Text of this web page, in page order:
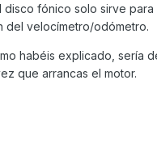
disco fónico solo sirve
del velocímetro/odómetro.
habéis explicado, sería
que arrancas el motor.